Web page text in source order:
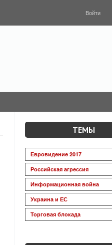
Войти
ТЕМЫ
Евровидение 2017
Российская агрессия
Информационная война
Украина и ЕС
Торговая блокада